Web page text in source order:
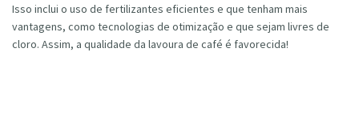
Isso inclui o uso de fertilizantes eficientes e que tenham mais
vantagens, como tecnologias de otimização e que sejam livres de
cloro. Assim, a qualidade da lavoura de café é favorecida!